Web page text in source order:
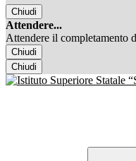
Chiudi
Attendere...
Attendere il completamento
Chiudi
Chiudi